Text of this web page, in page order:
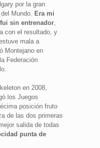
por la gran
Mundo. Era mi
sin entrenador,
con el resultado, y
mala a
Montejano en
Federación
en 2008,
los Juegos
posición fruto
de las dos primeras
salida de todas
punta de